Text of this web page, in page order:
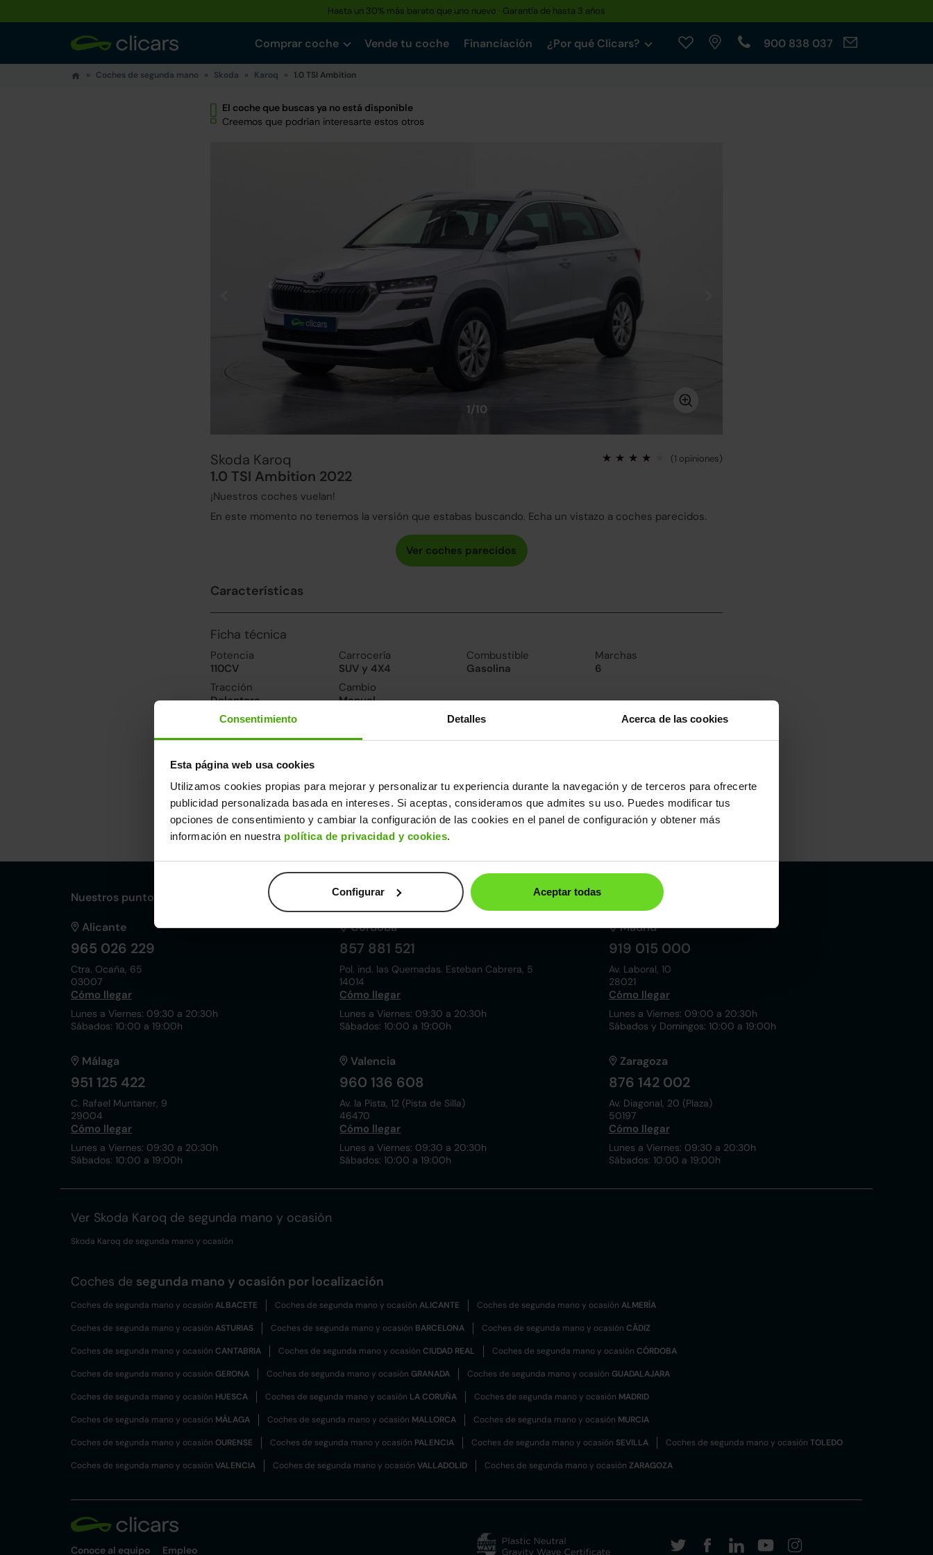
Consentimiento Detalles Acerca de las cookies
Esta página web usa cookies
Utilizamos cookies propias para mejorar y personalizar tu experiencia durante la navegación y de terceros para ofrecerte
publicidad personalizada basada en intereses. Si aceptas, consideramos que admites su uso. Puedes modificar tus
opciones de consentimiento y cambiar la configuración de las cookies en el panel de configuración y obtener más
información en nuestra política de privacidad y cookies.
Configurar Aceptar todas
Hasta un 30% más barato que uno nuevo · Garantía de hasta 3 años
Comprar coche Vende tu coche Financiación ¿Por qué Clicars? 900 838 037
Coches de segunda mano Skoda Karoq 1.0 TSI Ambition
El coche que buscas ya no está disponible
Creemos que podrían interesarte estos otros
1/10
Skoda Karoq
1.0 TSI Ambition 2022
(1 opiniones)
¡Nuestros coches vuelan!
En este momento no tenemos la versión que estabas buscando. Echa un vistazo a coches parecidos.
Características
Ficha técnica
Potencia
110CV
Carrocería
SUV y 4X4
Combustible
Gasolina
Marchas
6
Tracción
Delantera
Cambio
Manual
Prestaciones, consumo y emisiones
Velocidad máxima
Dimensiones y otros datos
Largo
Ancho
Alto
Nuestros puntos de venta Clicars:
Alicante
965 026 229
Ctra. Ocaña, 65
03007
Cómo llegar
Lunes a Viernes: 09:30 a 20:30h
Sábados: 10:00 a 19:00h
Córdoba
857 881 521
Pol. ind. las Quemadas. Esteban Cabrera, 5
14014
Cómo llegar
Lunes a Viernes: 09:30 a 20:30h
Sábados: 10:00 a 19:00h
Madrid
919 015 000
Av. Laboral, 10
28021
Cómo llegar
Lunes a Viernes: 09:00 a 20:30h
Sábados y Domingos: 10:00 a 19:00h
Málaga
951 125 422
C. Rafael Muntaner, 9
29004
Cómo llegar
Lunes a Viernes: 09:30 a 20:30h
Sábados: 10:00 a 19:00h
Valencia
960 136 608
Av. la Pista, 12 (Pista de Silla)
46470
Cómo llegar
Lunes a Viernes: 09:30 a 20:30h
Sábados: 10:00 a 19:00h
Zaragoza
876 142 002
Av. Diagonal, 20 (Plaza)
50197
Cómo llegar
Lunes a Viernes: 09:30 a 20:30h
Sábados: 10:00 a 19:00h
Ver Skoda Karoq de segunda mano y ocasión
Skoda Karoq de segunda mano y ocasión
Coches de segunda mano y ocasión por localización
Coches de segunda mano y ocasión ALBACETE Coches de segunda mano y ocasión ALICANTE Coches de segunda mano y ocasión ALMERÍA
Coches de segunda mano y ocasión ASTURIAS Coches de segunda mano y ocasión BARCELONA Coches de segunda mano y ocasión CÁDIZ
Coches de segunda mano y ocasión CANTABRIA Coches de segunda mano y ocasión CIUDAD REAL Coches de segunda mano y ocasión CÓRDOBA
Coches de segunda mano y ocasión GERONA Coches de segunda mano y ocasión GRANADA Coches de segunda mano y ocasión GUADALAJARA
Coches de segunda mano y ocasión HUESCA Coches de segunda mano y ocasión LA CORUÑA Coches de segunda mano y ocasión MADRID
Coches de segunda mano y ocasión MÁLAGA Coches de segunda mano y ocasión MALLORCA Coches de segunda mano y ocasión MURCIA
Coches de segunda mano y ocasión OURENSE Coches de segunda mano y ocasión PALENCIA Coches de segunda mano y ocasión SEVILLA Coches de segunda mano y ocasión TOLEDO
Coches de segunda mano y ocasión VALENCIA Coches de segunda mano y ocasión VALLADOLID Coches de segunda mano y ocasión ZARAGOZA
Conoce al equipo Empleo